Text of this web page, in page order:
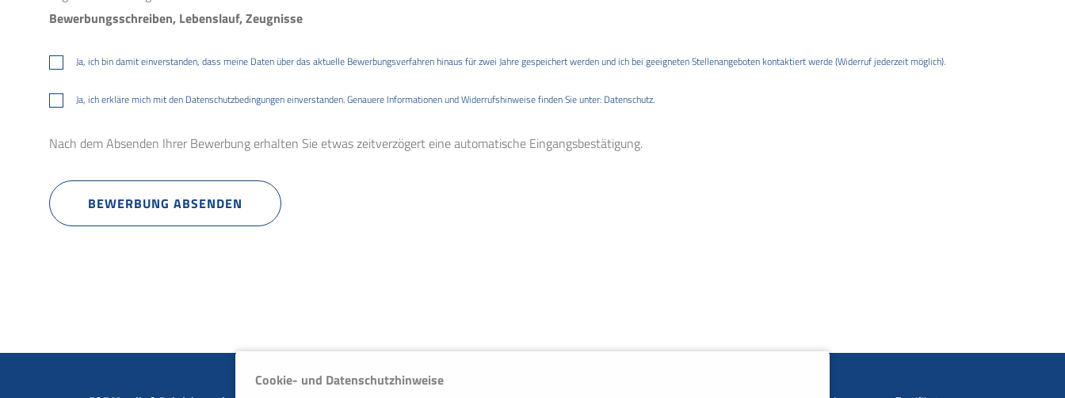
Bewerbungsschreiben, Lebenslauf, Zeugnisse
Ja, ich bin damit einverstanden, dass meine Daten über das aktuelle Bewerbungsverfahren hinaus für zwei Jahre gespeichert werden und ich bei geeigneten Stellenangeboten kontaktiert werde (Widerruf jederzeit möglich).
Ja, ich erkläre mich mit den Datenschutzbedingungen einverstanden. Genauere Informationen und Widerrufshinweise finden Sie unter: Datenschutz.
Nach dem Absenden Ihrer Bewerbung erhalten Sie etwas zeitverzögert eine automatische Eingangsbestätigung.
BEWERBUNG ABSENDEN
Cookie- und Datenschutzhinweise